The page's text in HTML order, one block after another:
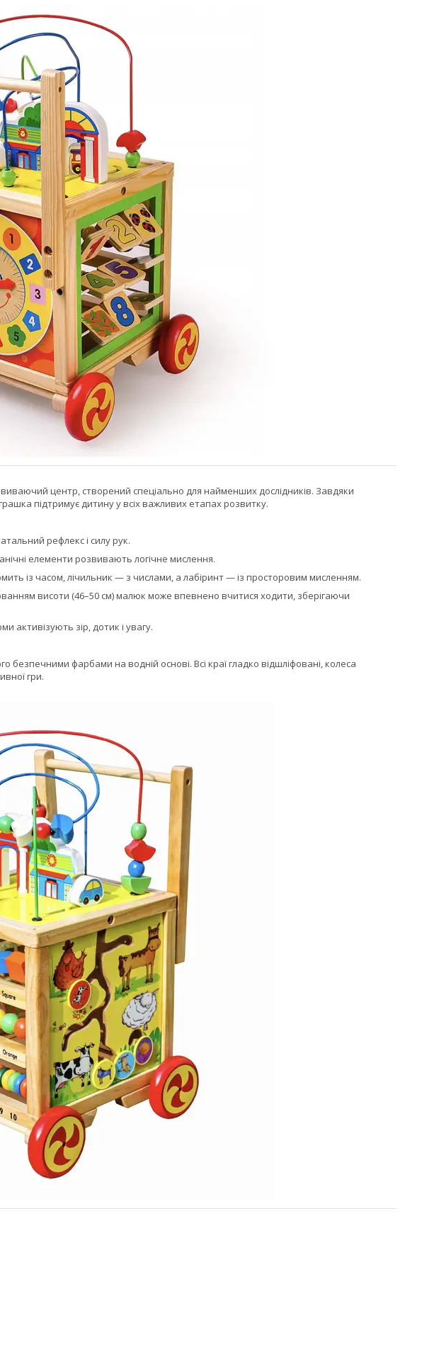
центр, створений спеціально для найменших дослідників. Завдяки
підтримує дитину у всіх важливих етапах розвитку.
рефлекс і силу рук.
елементи розвивають логічне мислення.
із часом, лічильник — з числами, а лабіринт — із просторовим мисленням.
висоти (46–50 см) малюк може впевнено вчитися ходити, зберігаючи
активізують зір, дотик і увагу.
фарбами на водній основі. Всі краї гладко відшліфовані, колеса
гри.